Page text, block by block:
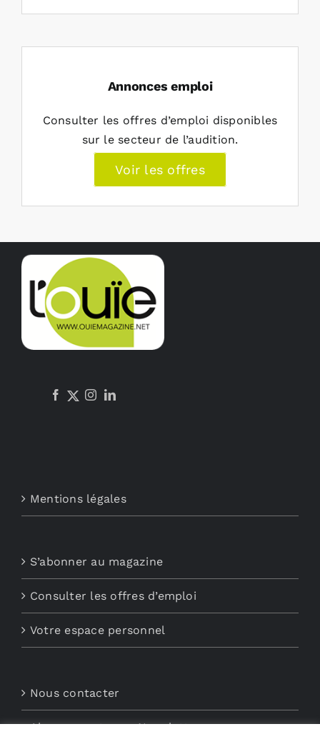
Annonces emploi
Consulter les offres d’emploi disponibles
sur le secteur de l’audition.
Voir les offres
Mentions légales
S’abonner au magazine
Consulter les offres d’emploi
Votre espace personnel
Nous contacter
Abonnements aux Newsletters